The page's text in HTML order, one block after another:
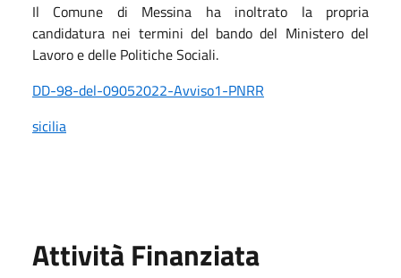
Il Comune di Messina ha inoltrato la propria
candidatura nei termini del bando del Ministero del
Lavoro e delle Politiche Sociali.
DD-98-del-09052022-Avviso1-PNRR
sicilia
Attività Finanziata